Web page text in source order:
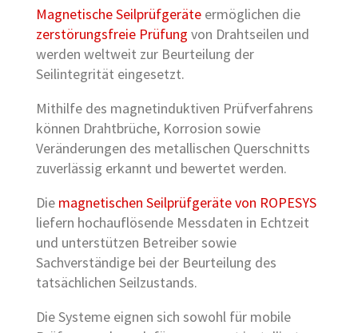
Magnetische Seilprüfgeräteermöglichen die
zerstörungsfreie Prüfung von Drahtseilen und
werden weltweit zur Beurteilung der
Seilintegrität eingesetzt.
Mithilfe des magnetinduktiven Prüfverfahrens
können Drahtbrüche, Korrosion sowie
Veränderungen des metallischen Querschnitts
zuverlässig erkannt und bewertet werden.
Die magnetischen Seilprüfgeräte von ROPESYS
liefern hochauflösende Messdaten in Echtzeit
und unterstützen Betreiber sowie
Sachverständige bei der Beurteilung des
tatsächlichen Seilzustands.
Die Systeme eignen sich sowohl für mobile